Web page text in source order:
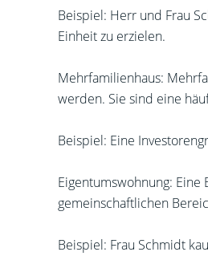
Beispiel: Herr und Frau
Einheit zu erzielen.
Mehrfamilienhaus:
werden. Sie sind eine
Beispiel: Eine
Eigentumswohnung:
gemeinschaftlichen
Beispiel: Frau Schmidt